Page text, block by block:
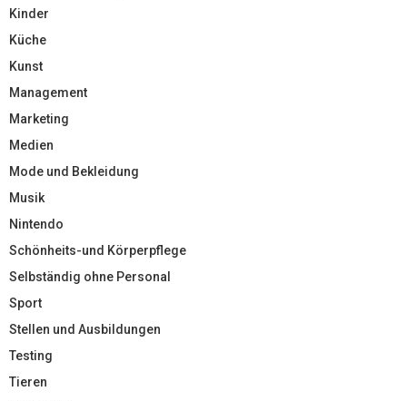
Kinder
Küche
Kunst
Management
Marketing
Medien
Mode und Bekleidung
Musik
Nintendo
Schönheits-und Körperpflege
Selbständig ohne Personal
Sport
Stellen und Ausbildungen
Testing
Tieren